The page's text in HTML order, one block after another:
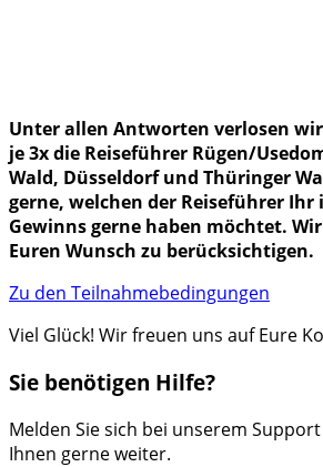
Unter allen Antworten verlosen wir
je 3x die Reiseführer Rügen/
Wald, Düsseldorf und Thüringer
gerne, welchen der Reiseführer Ihr
Gewinns gerne haben möchtet.
Euren Wunsch zu berücksichtigen.
Zu den Teilnahmebedingungen
Viel Glück! Wir freuen uns auf Eure
Sie benötigen Hilfe?
Melden Sie sich bei unserem
Ihnen gerne weiter.